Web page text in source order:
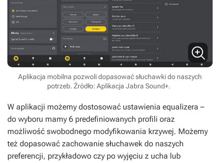
Aplikacja mobilna pozwoli dopasować słuchawki do naszych
potrzeb. Źródło: Aplikacja Jabra Sound+.
W aplikacji możemy dostosować ustawienia equalizera –
do wyboru mamy 6 predefiniowanych profili oraz
możliwość swobodnego modyfikowania krzywej. Możemy
też dopasować zachowanie słuchawek do naszych
preferencji, przykładowo czy po wyjęciu z ucha lub